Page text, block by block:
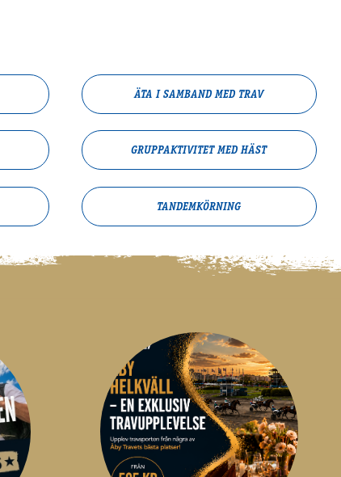
ÄTA I SAMBAND MED TRAV
GRUPPAKTIVITET MED HÄST
TANDEMKÖRNING